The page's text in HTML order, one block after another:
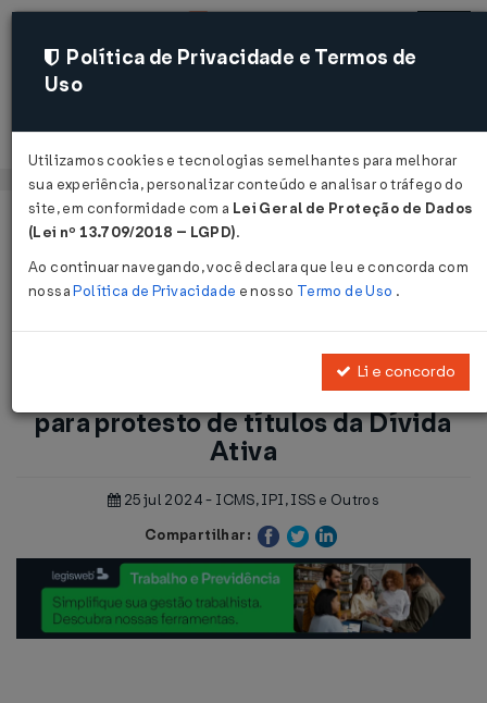
Acessar
Página Inicial
Notícias
Dívida Ativa...
Voltar
ICMS/MA: Estado renova Convênio
para protesto de títulos da Dívida
Ativa
25 jul 2024 - ICMS, IPI, ISS e Outros
Compartilhar:
Política de Privacidade e Termos de
Uso
Utilizamos cookies e tecnologias semelhantes para melhorar
sua experiência, personalizar conteúdo e analisar o tráfego do
site, em conformidade com a Lei Geral de Proteção de Dados
(Lei nº 13.709/2018 – LGPD).
Ao continuar navegando, você declara que leu e concorda com
nossaPolítica de Privacidade e nosso Termo de Uso .
Li e concordo